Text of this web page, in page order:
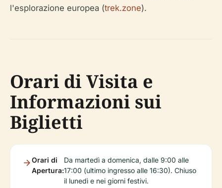
l'esplorazione europea (trek.zone).
Orari di Visita e
Informazioni sui
Biglietti
Orari di
Apertura:
Da martedì a domenica, dalle 9:00 alle
17:00 (ultimo ingresso alle 16:30). Chiuso
il lunedì e nei giorni festivi.